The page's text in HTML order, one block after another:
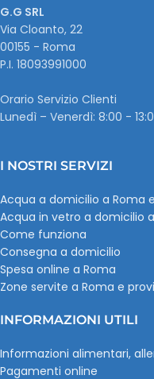
G.G SRL
Via Cloanto, 22
00155 - Roma
P.I. ‭18093991000
Orario Servizio Clienti
Lunedì – Venerdì: 8:00 -
I NOSTRI SERVIZI
Acqua a domicilio a Roma
Acqua in vetro a domicilio
Come funziona
Consegna a domicilio
Spesa online a Roma
Zone servite a Roma e
INFORMAZIONI UTILI
Informazioni alimentari,
Pagamenti online